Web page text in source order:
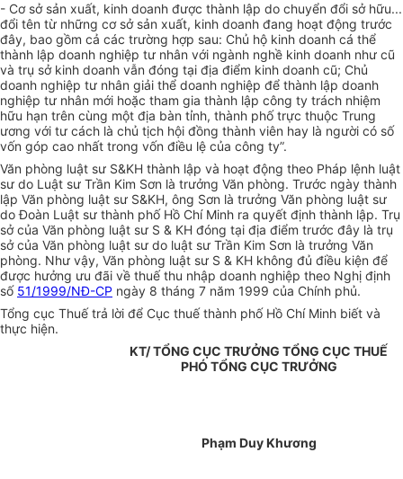
- Cơ sở sản xuất, kinh doanh được thành lập do chuyển đổi sở hữu...
đổi tên từ những cơ sở sản xuất, kinh doanh đang hoạt động trước
đây, bao gồm cả các trường hợp sau: Chủ hộ kinh doanh cá thể
thành lập doanh nghiệp tư nhân với ngành nghề kinh doanh như cũ
và trụ sở kinh doanh vẫn đóng tại địa điểm kinh doanh cũ; Chủ
doanh nghiệp tư nhân giải thể doanh nghiệp để thành lập doanh
nghiệp tư nhân mới hoặc tham gia thành lập công ty trách nhiệm
hữu hạn trên cùng một địa bàn tỉnh, thành phố trực thuộc Trung
ương với tư cách là chủ tịch hội đồng thành viên hay là người có số
vốn góp cao nhất trong vốn điều lệ của công ty”.
Văn phòng luật sư S&KH thành lập và hoạt động theo Pháp lệnh luật
sư do Luật sư Trần Kim Sơn là trưởng Văn phòng. Trước ngày thành
lập Văn phòng luật sư S&KH, ông Sơn là trưởng Văn phòng luật sư
do Đoàn Luật sư thành phố Hồ Chí Minh ra quyết định thành lập. Trụ
sở của Văn phòng luật sư S & KH đóng tại địa điểm trước đây là trụ
sở của Văn phòng luật sư do luật sư Trần Kim Sơn là trưởng Văn
phòng. Như vậy, Văn phòng luật sư S & KH không đủ điều kiện để
được hưởng ưu đãi về thuế thu nhập doanh nghiệp theo Nghị định
số 51/1999/NĐ-CP ngày 8 tháng 7 năm 1999 của Chính phủ.
Tổng cục Thuế trả lời để Cục thuế thành phố Hồ Chí Minh biết và
thực hiện.
KT/ TỔNG CỤC TRƯỞNG TỔNG CỤC THUẾ
PHÓ TỔNG CỤC TRƯỞNG
Phạm Duy Khương